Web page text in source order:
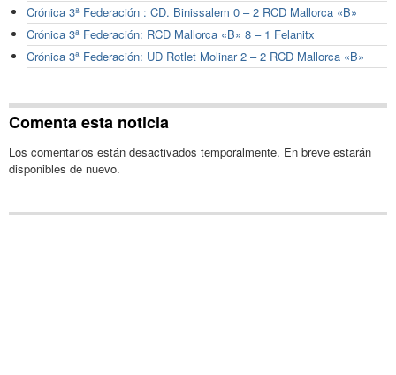
Crónica 3ª Federación : CD. Binissalem 0 – 2 RCD Mallorca «B»
Crónica 3ª Federación: RCD Mallorca «B» 8 – 1 Felanitx
Crónica 3ª Federación: UD Rotlet Molinar 2 – 2 RCD Mallorca «B»
Comenta esta noticia
Los comentarios están desactivados temporalmente. En breve estarán
disponibles de nuevo.